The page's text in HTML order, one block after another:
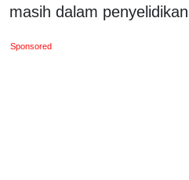
masih dalam
Sponsored